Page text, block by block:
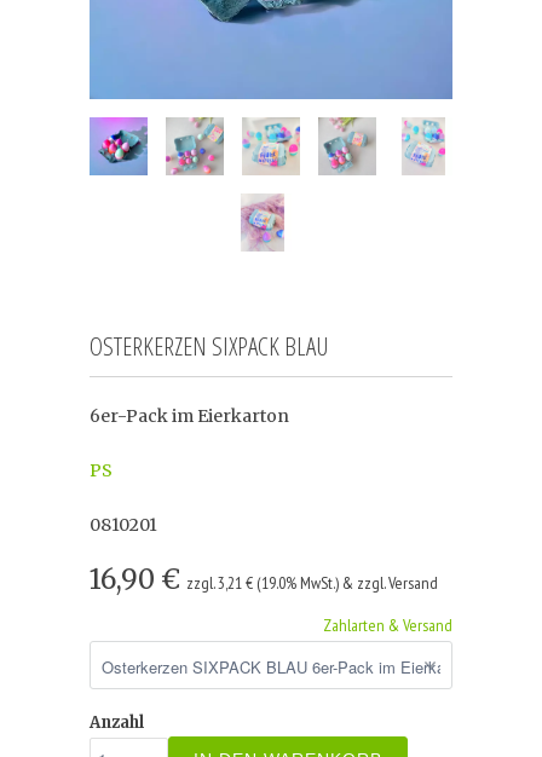
OSTERKERZEN SIXPACK BLAU
6er-Pack im Eierkarton
PS
0810201
16,90 € zzgl. 3,21 € (19.0% MwSt.) & zzgl. Versand
Zahlarten & Versand
Anzahl